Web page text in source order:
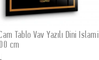
SEPETE EKLE
Tablo Vav Yazılı Dini İslami
cm